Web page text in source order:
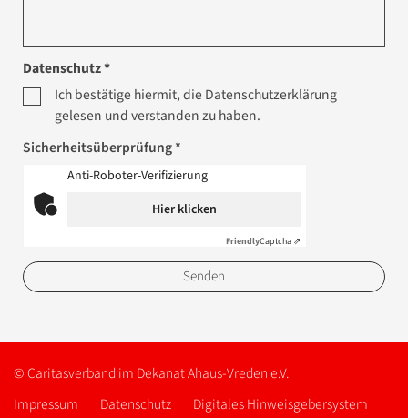
Datenschutz *
Ich bestätige hiermit, die Datenschutzerklärung
gelesen und verstanden zu haben.
Sicherheitsüberprüfung *
Anti-Roboter-Verifizierung
Hier klicken
FriendlyCaptcha ⇗
© Caritasverband im Dekanat Ahaus-Vreden e.V.
Impressum
Datenschutz
Digitales Hinweisgebersystem